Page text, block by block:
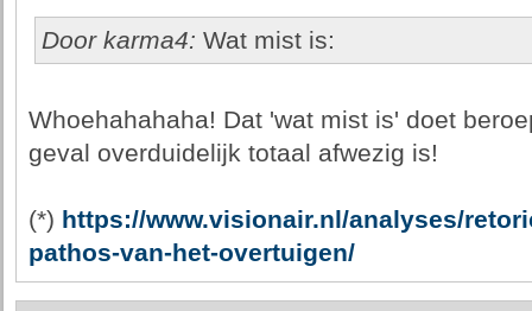
Door karma4: Wat mist is:
Whoehahahaha! Dat 'wat mist is' doet
geval overduidelijk totaal afwezig is!
(*) https://www.visionair.nl/analyses/
pathos-van-het-overtuigen/